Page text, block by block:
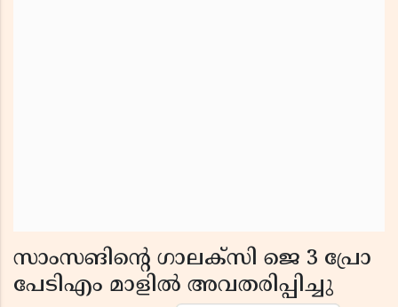
സാംസങിന്റെ ഗാലക്‌സി ജെ 3 പ്രോ
പേടിഎം മാളില്‍ അവതരിപ്പിച്ചു